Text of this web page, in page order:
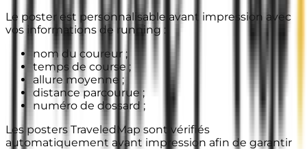
Le poster est personnalisable avant impression avec
vos informations de running :
nom du coureur ;
temps de course ;
allure moyenne ;
distance parcourue ;
numéro de dossard ;
Les posters TraveledMap sont vérifiés
automatiquement avant impression afin de garantir